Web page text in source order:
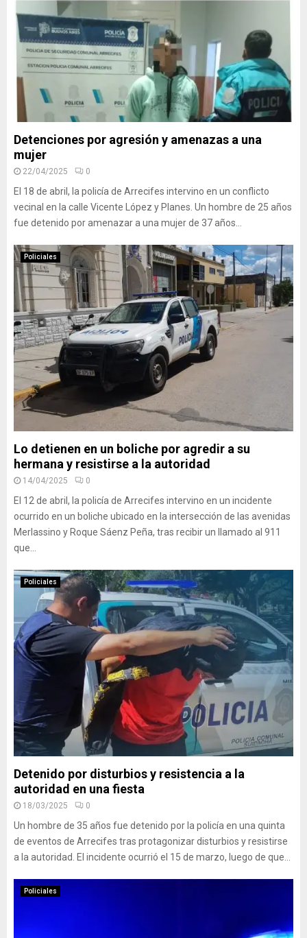
Detenciones por agresión y amenazas a una
mujer
22/04/2025 0
El 18 de abril, la policía de Arrecifes intervino en un conflicto
vecinal en la calle Vicente López y Planes. Un hombre de 25 años
fue detenido por amenazar a una mujer de 37 años...
Policiales
Lo detienen en un boliche por agredir a su
hermana y resistirse a la autoridad
14/04/2025 0
El 12 de abril, la policía de Arrecifes intervino en un incidente
ocurrido en un boliche ubicado en la intersección de las avenidas
Merlassino y Roque Sáenz Peña, tras recibir un llamado al 911
que...
Policiales
Detenido por disturbios y resistencia a la
autoridad en una fiesta
18/03/2025 0
Un hombre de 35 años fue detenido por la policía en una quinta
de eventos de Arrecifes tras protagonizar disturbios y resistirse
a la autoridad. El incidente ocurrió el 15 de marzo, luego de que...
Policiales